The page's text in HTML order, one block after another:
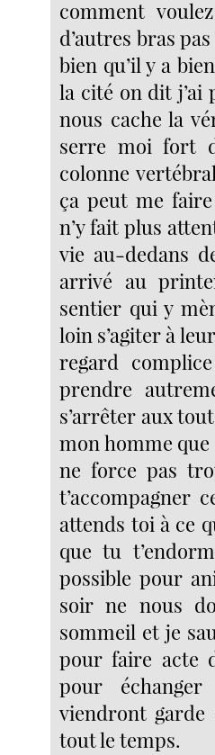
comment
d’autres bras
bien qu’il y a
la cité on dit j’ai
nous cache la
serre moi fort
colonne
ça peut me
n’y fait plus
vie au-dedans
arrivé au
sentier qui y
loin s’agiter à
regard
prendre
s’arrêter aux
mon homme
ne force pas
t’accompagner
attends toi à ce
que tu
possible pour
soir ne nous
sommeil et je
pour faire acte
pour
viendront
tout le temps.